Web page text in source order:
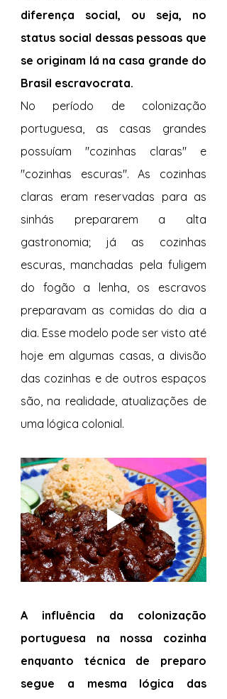
diferença social, ou seja, no
status social dessas pessoas que
se originam lá na casa grande do
Brasil escravocrata.
No período de colonização
portuguesa, as casas grandes
possuíam "cozinhas claras" e
"cozinhas escuras". As cozinhas
claras eram reservadas para as
sinhás prepararem a alta
gastronomia; já as cozinhas
escuras, manchadas pela fuligem
do fogão a lenha, os escravos
preparavam as comidas do dia a
dia. Esse modelo pode ser visto até
hoje em algumas casas, a divisão
das cozinhas e de outros espaços
são, na realidade, atualizações de
uma lógica colonial.
A influência da colonização
portuguesa na nossa cozinha
enquanto técnica de preparo
segue a mesma lógica das